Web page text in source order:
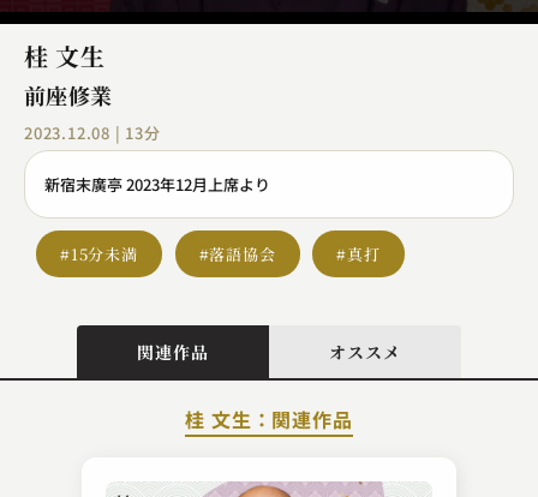
桂 文生
前座修業
2023.12.08 | 13分
新宿末廣亭 2023年12月上席より
#15分未満 #落語協会 #真打
関連作品 オススメ
桂 文生：関連作品